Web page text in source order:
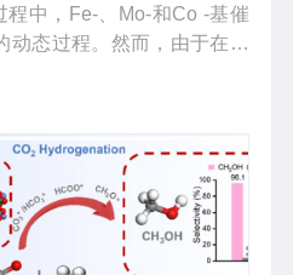
程中，Fe-、Mo-和Co -基催
动态过程。然而，由于在反
以及反应动力学的复杂问
战。在工况...